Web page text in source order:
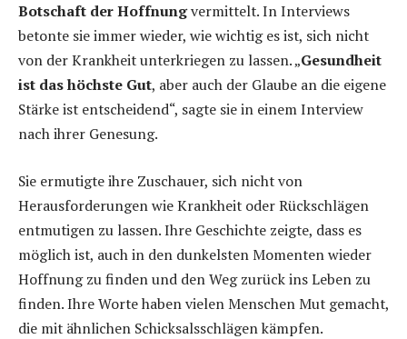
Botschaft der Hoffnungvermittelt. In Interviews
betonte sie immer wieder, wie wichtig es ist, sich nicht
von der Krankheit unterkriegen zu lassen. „Gesundheit
ist das höchste Gut, aber auch der Glaube an die eigene
Stärke ist entscheidend“, sagte sie in einem Interview
nach ihrer Genesung.
Sie ermutigte ihre Zuschauer, sich nicht von
Herausforderungen wie Krankheit oder Rückschlägen
entmutigen zu lassen. Ihre Geschichte zeigte, dass es
möglich ist, auch in den dunkelsten Momenten wieder
Hoffnung zu finden und den Weg zurück ins Leben zu
finden. Ihre Worte haben vielen Menschen Mut gemacht,
die mit ähnlichen Schicksalsschlägen kämpfen.